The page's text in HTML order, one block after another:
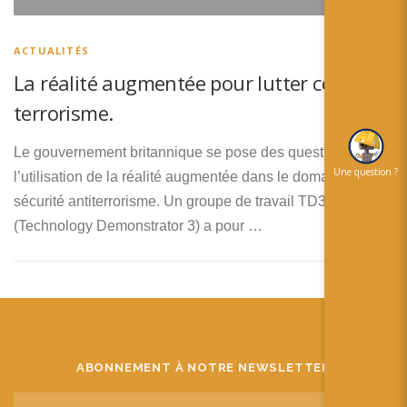
Español
ACTUALITÉS
La réalité augmentée pour lutter contre le
terrorisme.
Le gouvernement britannique se pose des questions sur
l’utilisation de la réalité augmentée dans le domaine de la
sécurité antiterrorisme. Un groupe de travail TD3
(Technology Demonstrator 3) a pour …
ABONNEMENT À NOTRE NEWSLETTER
Une question ?